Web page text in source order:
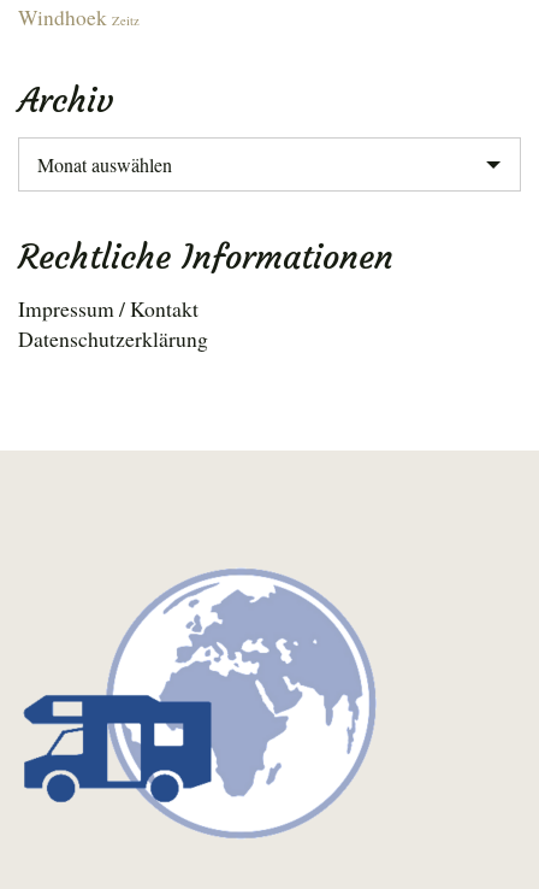
Windhoek Zeitz
Archiv
Archiv
Rechtliche Informationen
Impressum / Kontakt
Datenschutzerklärung